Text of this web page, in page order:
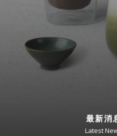
最新消
Latest